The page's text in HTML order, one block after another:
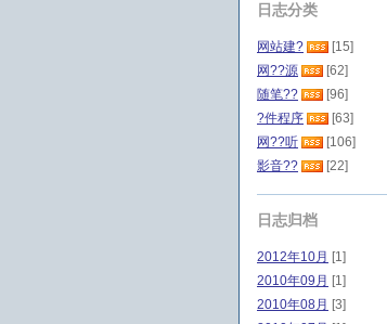
日志分类
网站建?
[15]
网??源
[62]
随笔??
[96]
?件程序
[63]
网??听
[106]
影音??
[22]
日志归档
2012年10月 [1]
2010年09月 [1]
2010年08月 [3]